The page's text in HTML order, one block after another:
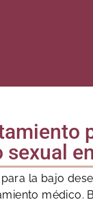
sexual
la bajo
médico.